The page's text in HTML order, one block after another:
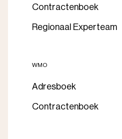
Contractenboek
Regionaal Experteam
WMO
Adresboek
Contractenboek